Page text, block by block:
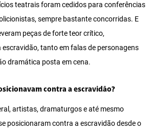
teatrais foram cedidos para conferências
sempre bastante concorridas. E
peças de forte teor crítico,
tanto em falas de personagens
dramática posta em cena.
contra a escravidão?
artistas, dramaturgos e até mesmo
posicionaram contra a escravidão desde o